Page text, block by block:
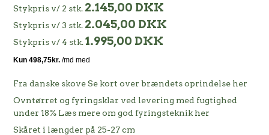
Stykpris v/ 2 stk. 2.145,00 DKK
Stykpris v/ 3 stk. 2.045,00 DKK
Stykpris v/ 4 stk. 1.995,00 DKK
Fra danske skoveSe kort over brændets oprindelse her
Ovntørret og fyringsklar ved levering med fugtighed
under 18% Læs mere om god fyringsteknik her
Skåret i længder på 25-27 cm